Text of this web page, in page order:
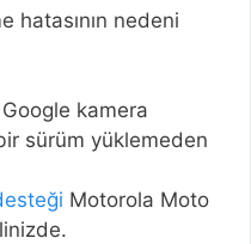
hatasının nedeni
kamera
sürüm yüklemeden
Motorola Moto